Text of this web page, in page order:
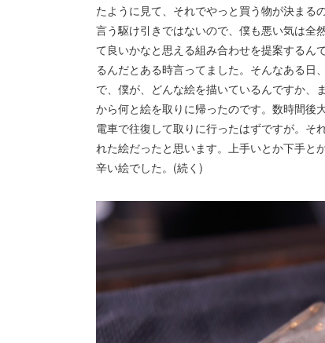
たように見て、それでやっと買う物が決まる
言う駆け引きではないので、僕も悪い気は全
て良いかなと思える組み合わせを提案するん
るんだとある時言ってました。そんなある日
で、僕が、どんな絵を描いているんですか、
から何と絵を取りに帰ったのです。数時間後
電車で往復して取りに行ったはずですが。そ
れた絵だったと思います。上手いとか下手と
辛い絵でした。(続く)